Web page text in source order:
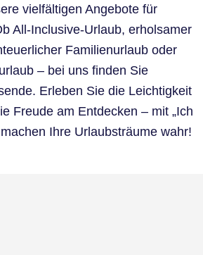
vielfältigen Angebote für
All-Inclusive-Urlaub, erholsamer
Familienurlaub oder
– bei uns finden Sie
Erleben Sie die Leichtigkeit
Freude am Entdecken – mit „Ich
Ihre Urlaubsträume wahr!